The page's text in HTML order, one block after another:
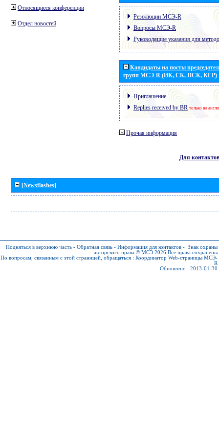
Относящиеся конференции
Отдел новостей
Резолюции МСЭ-R
Вопросы МСЭ-R
Руководящие указания для
Кандидаты на посты
групп МСЭ-R (ИК, СК, ПСК, КГР)
Приглашение
Replies received by BR только на
Прочая информация
Для контактов
[Newsflashes]
Подняться в верхнюю часть - Обратная связь - Информация для контактов - Знак охраны
авторского права © МСЭ 2026 Все права сохранены
По вопросам, связанным с этой страницей, обращаться : Координатор Web-страницы МСЭ-
R
Обновлено : 2013-01-30